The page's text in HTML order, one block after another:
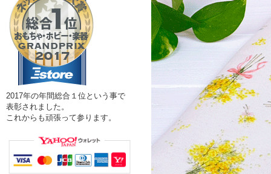
2017年の年間総合１位という事で
表彰されました。
これからも頑張って参ります。